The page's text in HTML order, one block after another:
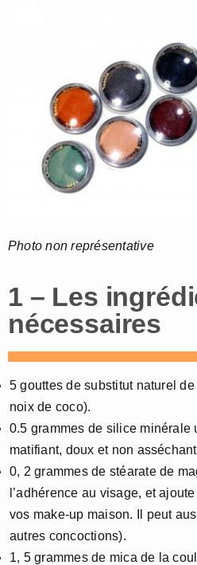
Photo non représentative
1 – Les
nécessaires
5 gouttes de substitut naturel
noix de coco).
0.5 grammes de silice minérale
matifiant, doux et non asséchant
0, 2 grammes de stéarate de
l’adhérence au visage, et
vos make-up maison. Il peut
autres concoctions).
1, 5 grammes de mica de la